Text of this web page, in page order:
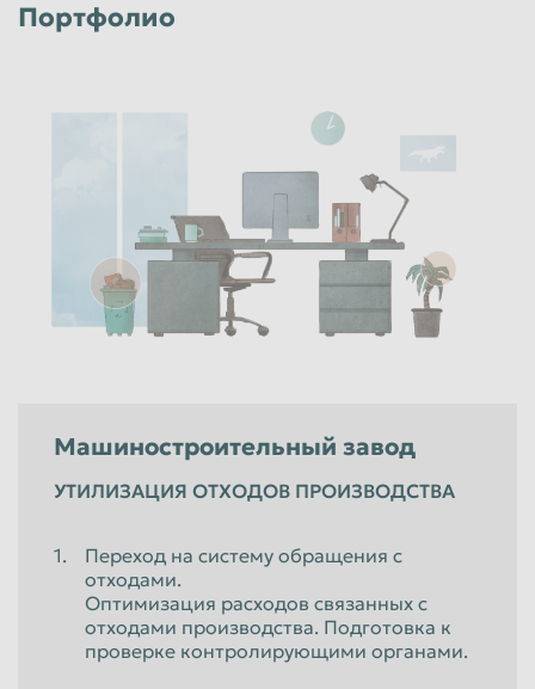
Портфолио
Машиностроительный завод
УТИЛИЗАЦИЯ ОТХОДОВ ПРОИЗВОДСТВА
Переход на систему обращения с
отходами.
Оптимизация расходов связанных с
отходами производства. Подготовка к
проверке контролирующими органами.